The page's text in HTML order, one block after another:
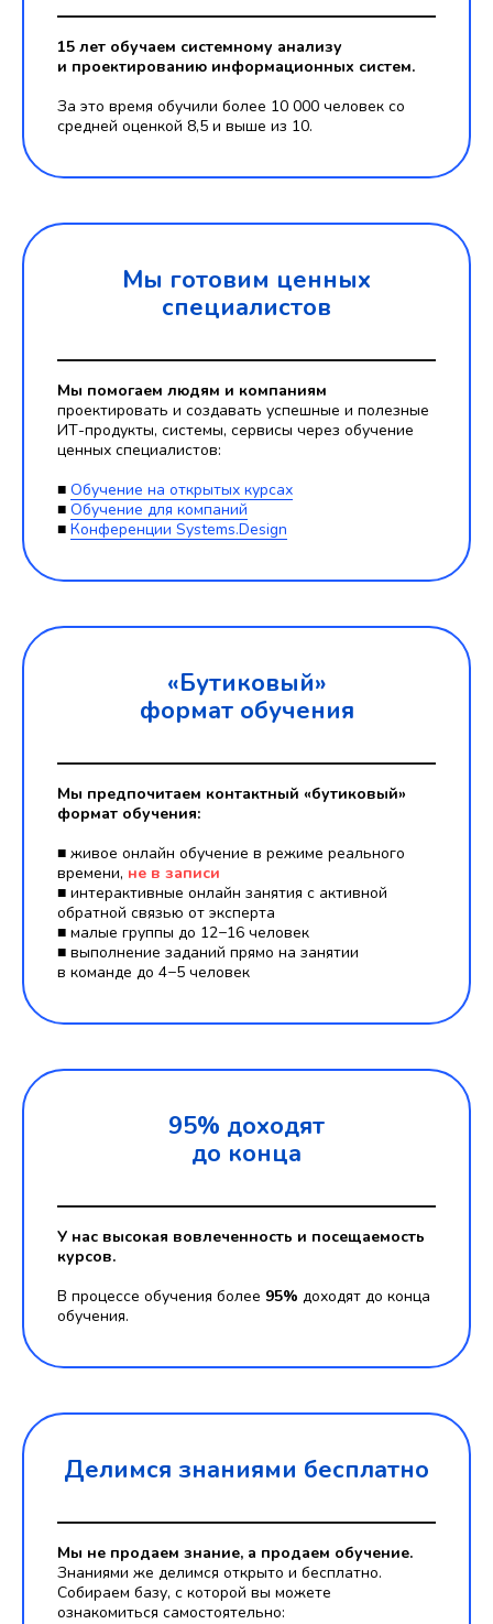
15 лет обучаем системному анализу
и проектированию информационных систем.
За это время обучили более 10 000 человек со
средней оценкой 8,5 и выше из 10.
Мы готовим ценных
специалистов
Мы помогаем людям и компаниям
проектировать и создавать успешные и полезные
ИТ-продукты, системы, сервисы через обучение
ценных специалистов:
■ Обучение на открытых курсах
■ Обучение для компаний
■ Конференции Systems.Design
«Бутиковый»
формат обучения
Мы предпочитаем контактный «бутиковый»
формат обучения:
■ живое онлайн обучение в режиме реального
времени, не в записи
■ интерактивные онлайн занятия c активной
обратной связью от эксперта
■ малые группы до 12−16 человек
■ выполнение заданий прямо на занятии
в команде до 4−5 человек
95% доходят
до конца
У нас высокая вовлеченность и посещаемость
курсов.
В процессе обучения более 95% доходят до конца
обучения.
Делимся знаниями бесплатно
Мы не продаем знание, а продаем обучение.
Знаниями же делимся открыто и бесплатно.
Собираем базу, с которой вы можете
ознакомиться самостоятельно: